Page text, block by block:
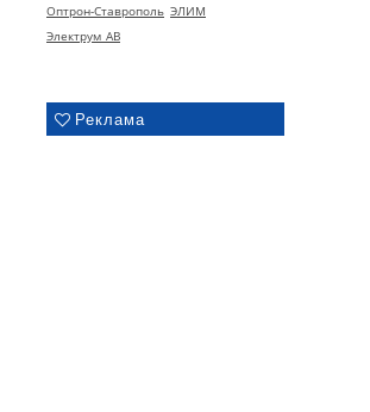
Оптрон-Ставрополь ЭЛИМ
Электрум АВ
Реклама